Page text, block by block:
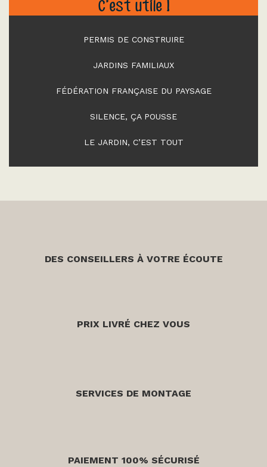
C’est utile !
PERMIS DE CONSTRUIRE
JARDINS FAMILIAUX
FÉDÉRATION FRANÇAISE DU PAYSAGE
SILENCE, ÇA POUSSE
LE JARDIN, C’EST TOUT
DES CONSEILLERS À VOTRE ÉCOUTE
PRIX LIVRÉ CHEZ VOUS
SERVICES DE MONTAGE
PAIEMENT 100% SÉCURISÉ